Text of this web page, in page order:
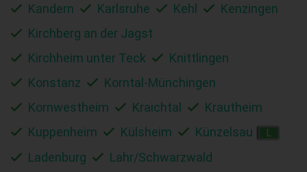
Kandern Karlsruhe Kehl
Kenzingen
Kirchberg an der Jagst
Kirchheim unter Teck
Knittlingen
Konstanz
Korntal-Münchingen
Kornwestheim
Kraichtal
Krautheim
Kuppenheim
Külsheim Künzelsau
Ladenburg
Lahr/Schwarzwald